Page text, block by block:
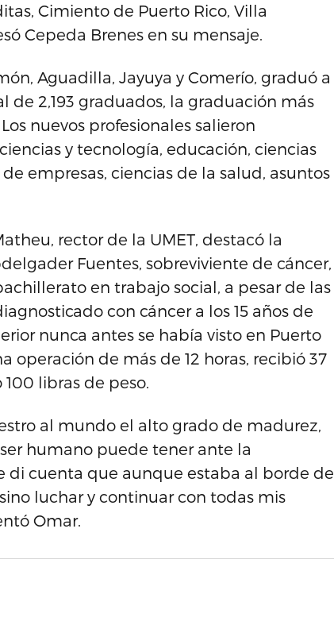
Cimiento de Puerto Rico, Villa
Cepeda Brenes en su mensaje.
Aguadilla, Jayuya y Comerío, graduó a
de 2,193 graduados, la graduación más
nuevos profesionales salieron
y tecnología, educación, ciencias
empresas, ciencias de la salud, asuntos
rector de la UMET, destacó la
Fuentes, sobreviviente de cáncer,
en trabajo social, a pesar de las
con cáncer a los 15 años de
nunca antes se había visto en Puerto
operación de más de 12 horas, recibió 37
libras de peso.
al mundo el alto grado de madurez,
humano puede tener ante la
di cuenta que aunque estaba al borde de
luchar y continuar con todas mis
Omar.